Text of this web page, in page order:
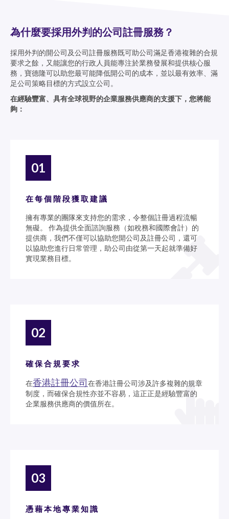
為什麼要採用外判的公司註冊服務？
採用外判的開公司及公司註冊服務既可助公司滿足香港複雜的合規
要求之餘，又能讓您的行政人員能專注於業務發展和提供核心服
務，寶德隆可以助您最可能降低開公司的成本，並以最有效率、滿
足公司策略目標的方式設立公司。
在經驗豐富、具有全球視野的企業服務供應商的支援下，您將能
夠：
01
在每個階段獲取建議
擁有專業的團隊來支持您的需求，令整個註冊過程流暢
無礙。 作為提供全面諮詢服務（如稅務和國際會計）的
提供商，我們不僅可以協助您開公司及註冊公司，還可
以協助您進行日常管理，助公司由從第一天起就準備好
實現業務目標。
02
確保合規要求
在香港註冊公司在香港註冊公司涉及許多複雜的規章
制度，而確保合規性亦並不容易，這正正是經驗豐富的
企業服務供應商的價值所在。
03
憑藉本地專業知識